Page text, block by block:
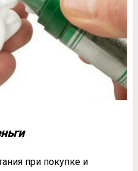
при покупке и